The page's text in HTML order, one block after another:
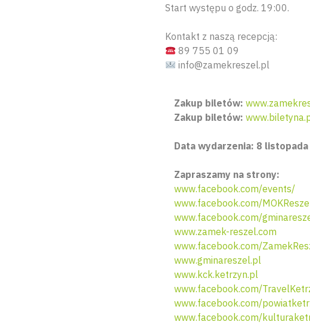
Start występu o godz. 19:00.
Kontakt z naszą recepcją:
89 755 01 09
info@zamekreszel.pl
Zakup biletów:
Zakup biletów:
Data wydarzenia: 8
Zapraszamy na strony:
www.facebook.com/events/
www.facebook.com/
www.facebook.com/
www.zamek-reszel.com
www.facebook.com/
www.gminareszel.pl
www.kck.ketrzyn.pl
www.facebook.com/
www.facebook.com/
www.facebook.com/